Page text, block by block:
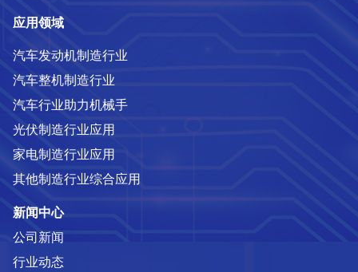
应用领域
汽车发动机制造行业
汽车整机制造行业
汽车行业助力机械手
光伏制造行业应用
家电制造行业应用
其他制造行业综合应用
新闻中心
公司新闻
行业动态